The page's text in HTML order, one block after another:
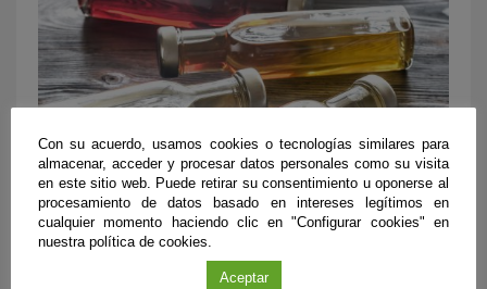
Botellas con diferentes tipos de vinagre.
Esta investigación ha sido financiada con los fondos
propios del grupo Investigación quimico-
vitivinicultura y agroalimentación
Con su acuerdo, usamos cookies o tecnologías similares para
almacenar, acceder y procesar datos personales como su visita
en este sitio web. Puede retirar su consentimiento u oponerse al
procesamiento de datos basado en intereses legítimos en
cualquier momento haciendo clic en "Configurar cookies" en
nuestra política de cookies.
Aceptar